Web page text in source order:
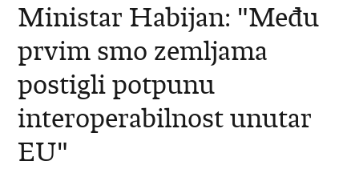
Ministar Habijan: "Među
prvim smo zemljama
postigli potpunu
interoperabilnost unutar
EU"